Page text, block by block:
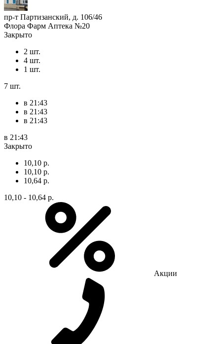
пр-т Партизанский, д. 106/46
Флора Фарм Аптека №20
Закрыто
2 шт.
4 шт.
1 шт.
7 шт.
в 21:43
в 21:43
в 21:43
в 21:43
Закрыто
10,10 р.
10,10 р.
10,64 р.
10,10 - 10,64 р.
Акции